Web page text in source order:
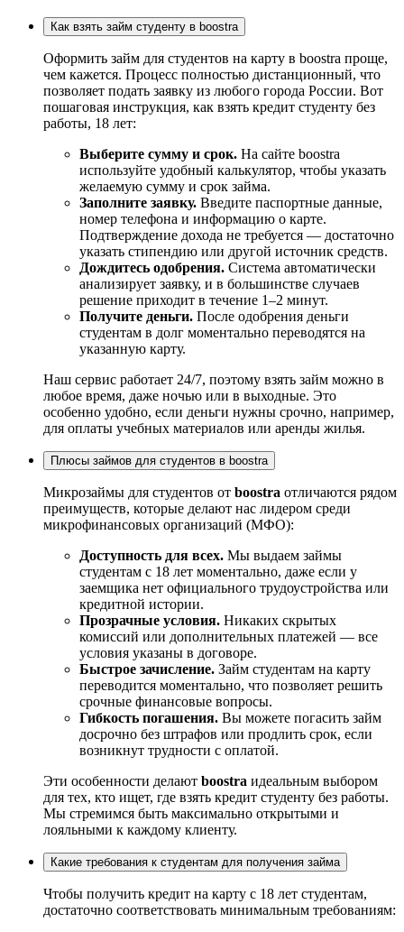
Как взять займ студенту в boostra
Оформить займ для студентов на карту в boostra проще,
чем кажется. Процесс полностью дистанционный, что
позволяет подать заявку из любого города России. Вот
пошаговая инструкция, как взять кредит студенту без
работы, 18 лет:
Выберите сумму и срок. На сайте boostra
используйте удобный калькулятор, чтобы указать
желаемую сумму и срок займа.
Заполните заявку. Введите паспортные данные,
номер телефона и информацию о карте.
Подтверждение дохода не требуется — достаточно
указать стипендию или другой источник средств.
Дождитесь одобрения. Система автоматически
анализирует заявку, и в большинстве случаев
решение приходит в течение 1–2 минут.
Получите деньги. После одобрения деньги
студентам в долг моментально переводятся на
указанную карту.
Наш сервис работает 24/7, поэтому взять займ можно в
любое время, даже ночью или в выходные. Это
особенно удобно, если деньги нужны срочно, например,
для оплаты учебных материалов или аренды жилья.
Плюсы займов для студентов в boostra
Микрозаймы для студентов от boostra отличаются рядом
преимуществ, которые делают нас лидером среди
микрофинансовых организаций (МФО):
Доступность для всех. Мы выдаем займы
студентам с 18 лет моментально, даже если у
заемщика нет официального трудоустройства или
кредитной истории.
Прозрачные условия. Никаких скрытых
комиссий или дополнительных платежей — все
условия указаны в договоре.
Быстрое зачисление. Займ студентам на карту
переводится моментально, что позволяет решить
срочные финансовые вопросы.
Гибкость погашения. Вы можете погасить займ
досрочно без штрафов или продлить срок, если
возникнут трудности с оплатой.
Эти особенности делают boostra идеальным выбором
для тех, кто ищет, где взять кредит студенту без работы.
Мы стремимся быть максимально открытыми и
лояльными к каждому клиенту.
Какие требования к студентам для получения займа
Чтобы получить кредит на карту с 18 лет студентам,
достаточно соответствовать минимальным требованиям: